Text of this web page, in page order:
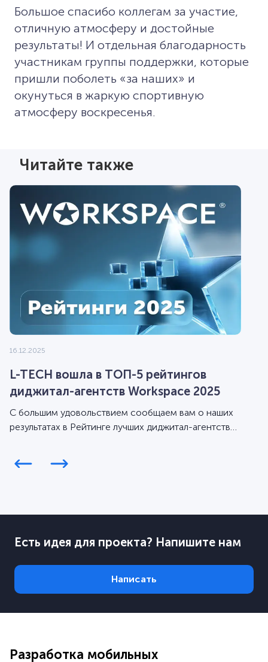
Большое спасибо коллегам за участие,
отличную атмосферу и достойные
результаты! И отдельная благодарность
участникам группы поддержки, которые
пришли поболеть «за наших» и
окунуться в жаркую спортивную
атмосферу воскресенья.
Читайте также
16.12.2025
L-TECH вошла в ТОП-5 рейтингов
диджитал-агентств Workspace 2025
С большим удовольствием сообщаем вам о наших
результатах в Рейтинге лучших диджитал-агентств
Есть идея для проекта? Напишите нам
Написать
Разработка мобильных